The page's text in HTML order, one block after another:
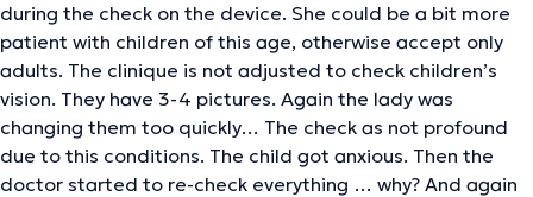
during the check on the device. She could be a bit more
patient with children of this age, otherwise accept only
adults. The clinique is not adjusted to check children’s
vision. They have 3-4 pictures. Again the lady was
changing them too quickly… The check as not profound
due to this conditions. The child got anxious. Then the
doctor started to re-check everything … why? And again